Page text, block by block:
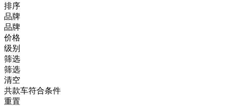
排序
品牌
品牌
价格
级别
筛选
筛选
清空
共款车符合条件
重置